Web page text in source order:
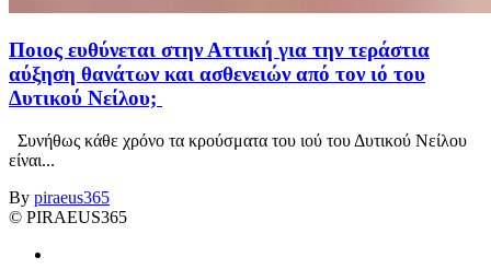
Ποιος ευθύνεται στην Αττική για την τεράστια
αύξηση θανάτων και ασθενειών από τον ιό του
Δυτικού Νείλου;
Συνήθως κάθε χρόνο τα κρούσματα του ιού του Δυτικού Νείλου
είναι...
By piraeus365
© PIRAEUS365